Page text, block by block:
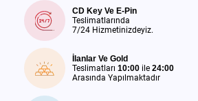
CD Key Ve E-Pin
Teslimatlarında
7/24 Hizmetinizdeyiz.
İlanlar Ve Gold
Teslimatları 10:00 ile 24:00
Arasında Yapılmaktadır